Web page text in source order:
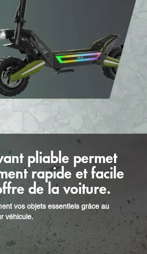
pliable permet
rapide et facile
de la voiture.
vos objets essentiels grâce au
véhicule.